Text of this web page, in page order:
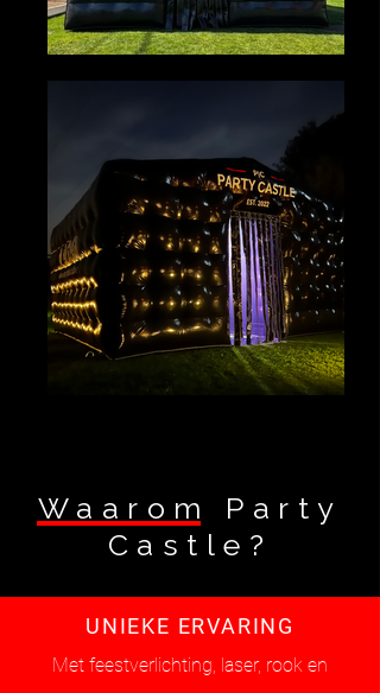
Waarom Party
Castle?
UNIEKE ERVARING
Met feestverlichting, laser, rook en